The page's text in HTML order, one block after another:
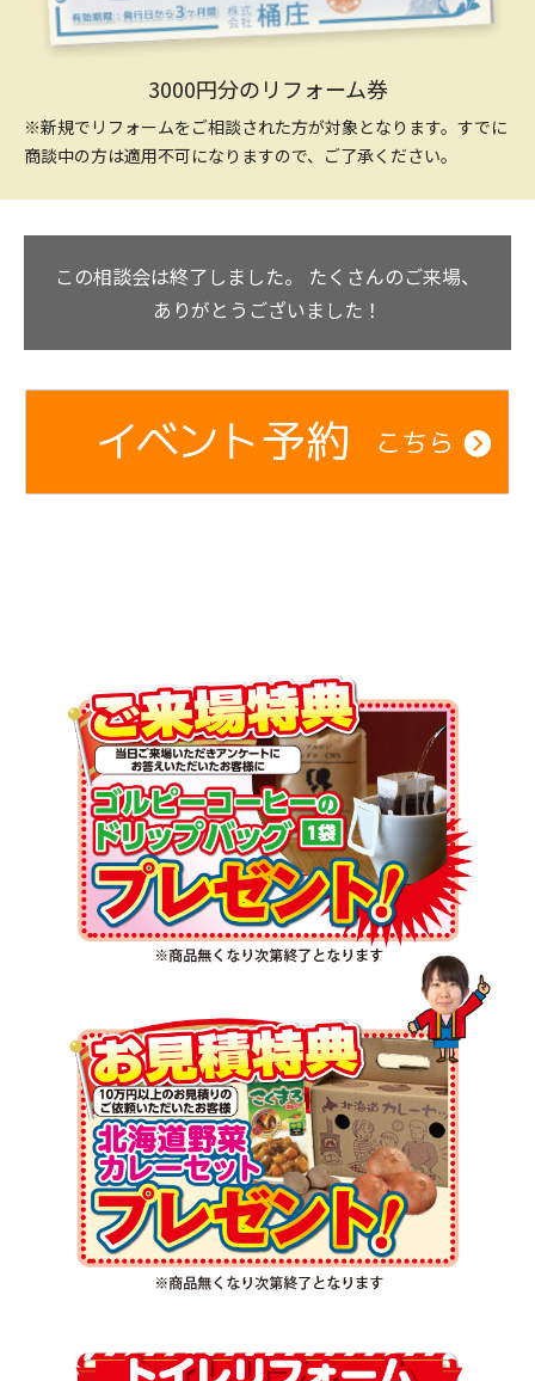
3000円分のリフォーム券
※新規でリフォームをご相談された方が対象となります。すでに
商談中の方は適用不可になりますので、ご了承ください。
この相談会は終了しました。 たくさんのご来場、
ありがとうございました！